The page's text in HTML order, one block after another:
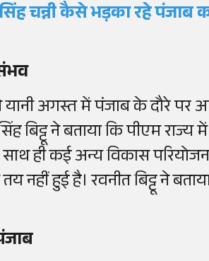
चन्नी कैसे भड़का रहे पंजाब
अगस्त में पंजाब के दौरे पर
बिट्टू ने बताया कि पीएम
ही कई अन्य विकास
नहीं हुई है। रवनीत बिट्टू ने